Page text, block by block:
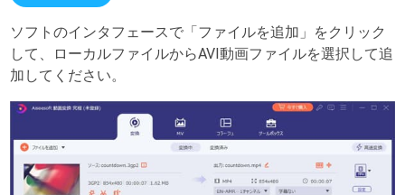
ソフトのインタフェースで「ファイルを追加」をクリック
して、ローカルファイルからAVI動画ファイルを選択して追
加してください。